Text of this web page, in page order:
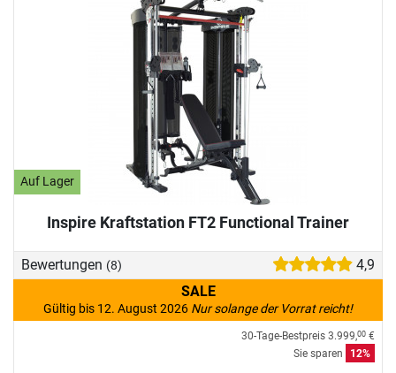
Auf Lager
Inspire Kraftstation FT2 Functional Trainer
Bewertungen (8)
4,9
SALE
Gültig bis 12. August 2026 Nur solange der Vorrat reicht!
30-Tage-Bestpreis 3.999,00 €
Sie sparen
12%